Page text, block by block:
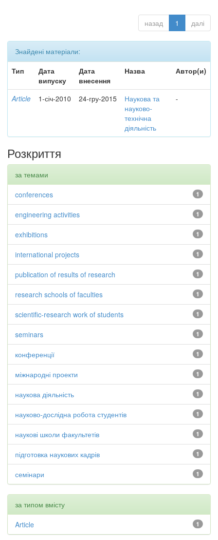
назад 1 далі
Знайдені матеріали:
Тип
Дата
випуску
Дата
внесення
Назва Автор(и)
Article 1-січ-2010 24-гру-2015
Наукова та
науково-
технічна
діяльність
-
Розкриття
за темами
1
conferences
1
engineering activities
1
exhibitions
1
international projects
1
publication of results of research
1
research schools of faculties
1
scientific-research work of students
1
seminars
1
конференції
1
міжнародні проекти
1
наукова діяльність
1
науково-дослідна робота студентів
1
наукові школи факультетів
1
підготовка наукових кадрів
1
семінари
за типом вмісту
1
Article